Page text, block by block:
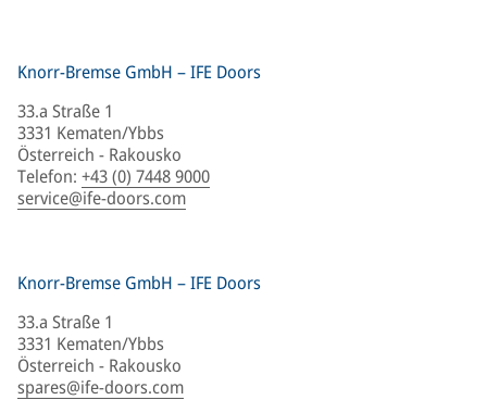
Knorr-Bremse GmbH – IFE Doors
33.a Straße 1
3331 Kematen/Ybbs
Österreich - Rakousko
Telefon: +43 (0) 7448 9000
service@ife-doors.com
Knorr-Bremse GmbH – IFE Doors
33.a Straße 1
3331 Kematen/Ybbs
Österreich - Rakousko
spares@ife-doors.com